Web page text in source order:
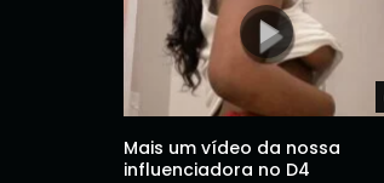
Mais um vídeo da nossa
influenciadora no D4